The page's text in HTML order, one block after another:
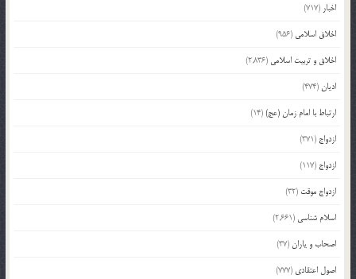
اخبار (717)
اخلاق اسلامی (956)
اخلاق و تربیت اسلامی (2,836)
ادیان(474)
ارتباط با امام زمان (عج)(14)
ازدواج (371)
ازدواج (117)
ازدواج موقت (32)
اسلام شناسی (2,661)
اصحاب و یاران(37)
اصول اعتقادی (777)